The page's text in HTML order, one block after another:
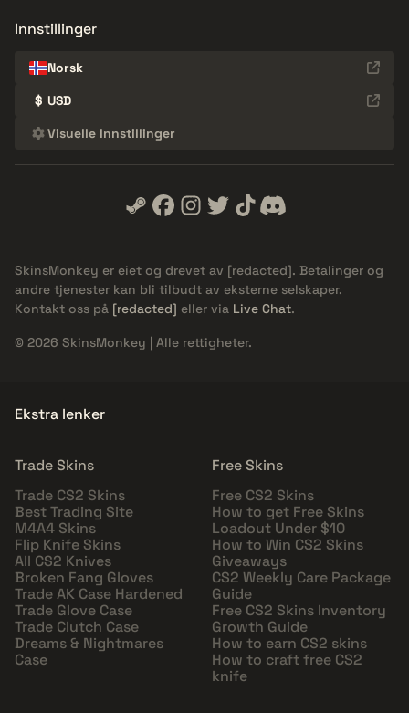
Innstillinger
Norsk
$ USD
Visuelle Innstillinger
SkinsMonkey er eiet og drevet av [redacted]. Betalinger og
andre tjenester kan bli tilbudt av eksterne selskaper.
Kontakt oss på [redacted] eller via Live Chat.
© 2026 SkinsMonkey | Alle rettigheter.
Ekstra lenker
Trade Skins
Trade CS2 Skins
Best Trading Site
M4A4 Skins
Flip Knife Skins
All CS2 Knives
Broken Fang Gloves
Trade AK Case Hardened
Trade Glove Case
Trade Clutch Case
Dreams & Nightmares
Case
Free Skins
Free CS2 Skins
How to get Free Skins
Loadout Under $10
How to Win CS2 Skins
Giveaways
CS2 Weekly Care Package
Guide
Free CS2 Skins Inventory
Growth Guide
How to earn CS2 skins
How to craft free CS2
knife